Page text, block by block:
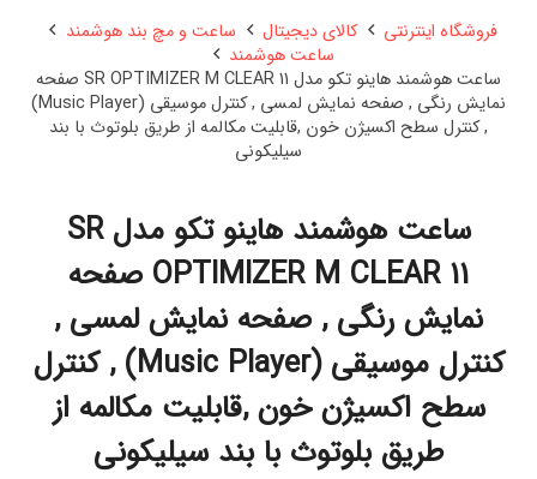
فروشگاه اینترنتی کالای دیجیتال
ساعت و مچ بند هوشمند
ساعت هوشمند
ساعت هوشمند هاینو تکو مدل SR OPTIMIZER M CLEAR 11 صفحه
نمایش رنگی , صفحه نمایش لمسی , کنترل موسیقی (Music Player)
, کنترل سطح اکسیژن خون ,قابلیت مکالمه از طریق بلوتوث با بند
سیلیکونی
ساعت هوشمند هاینو تکو مدل SR
OPTIMIZER M CLEAR 11 صفحه
نمایش رنگی , صفحه نمایش لمسی ,
کنترل موسیقی (Music Player) , کنترل
سطح اکسیژن خون ,قابلیت مکالمه از
طریق بلوتوث با بند سیلیکونی